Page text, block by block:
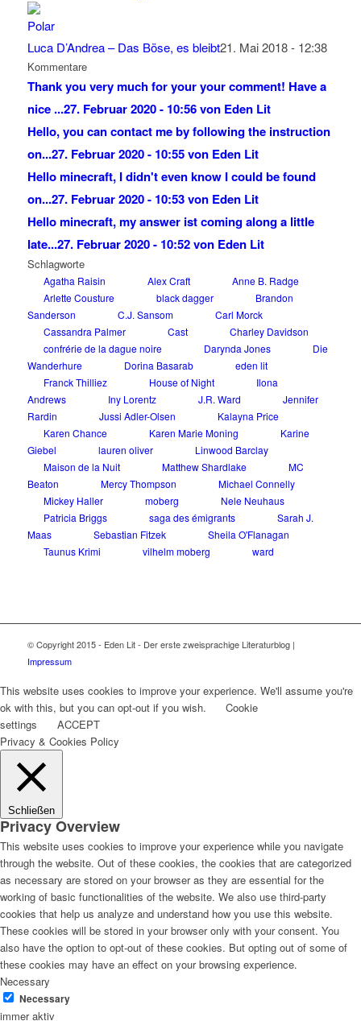
Luca D’Andrea – Das Böse, es bleibt21. Mai 2018 - 12:38
Kommentare
Thank you very much for your your comment! Have a
nice ...27. Februar 2020 - 10:56 von Eden Lit
Hello, you can contact me by following the instruction
on...27. Februar 2020 - 10:55 von Eden Lit
Hello minecraft, I didn't even know I could be found
on...27. Februar 2020 - 10:53 von Eden Lit
Hello minecraft, my answer ist coming along a little
late...27. Februar 2020 - 10:52 von Eden Lit
Schlagworte
Agatha Raisin Alex Craft
Anne B. Radge
Arlette Cousture
black dagger
Brandon
Sanderson
C.J. Sansom
Carl Morck
Cassandra Palmer
Cast
Charley Davidson
confrérie de la dague noire
Darynda Jones
Die
Wanderhure
Dorina Basarab
eden lit
Franck Thilliez
House of Night
Ilona
Andrews
Iny Lorentz J.R. Ward
Jennifer
Rardin
Jussi Adler-Olsen
Kalayna Price
Karen Chance
Karen Marie Moning
Karine
Giebel
lauren oliver
Linwood Barclay
Maison de la Nuit
Matthew Shardlake
MC
Beaton
Mercy Thompson
Michael Connelly
Mickey Haller
moberg
Nele Neuhaus
Patricia Briggs
saga des émigrants
Sarah J.
Maas
Sebastian Fitzek
Sheila O'Flanagan
Taunus Krimi
vilhelm moberg ward
© Copyright 2015 - Eden Lit - Der erste zweisprachige Literaturblog |
Impressum
This website uses cookies to improve your experience. We'll assume you're
ok with this, but you can opt-out if you wish.
Cookie
settings
ACCEPT
Privacy & Cookies Policy
Schließen
Privacy Overview
This website uses cookies to improve your experience while you navigate
through the website. Out of these cookies, the cookies that are categorized
as necessary are stored on your browser as they are essential for the
working of basic functionalities of the website. We also use third-party
cookies that help us analyze and understand how you use this website.
These cookies will be stored in your browser only with your consent. You
also have the option to opt-out of these cookies. But opting out of some of
these cookies may have an effect on your browsing experience.
Necessary
Necessary
immer aktiv